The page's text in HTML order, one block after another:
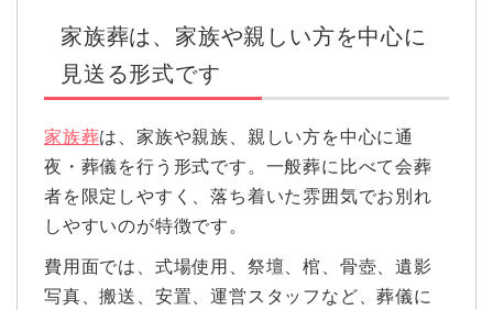
家族葬は、家族や親しい方を中心に
見送る形式です
家族葬は、家族や親族、親しい方を中心に通
夜・葬儀を行う形式です。一般葬に比べて会葬
者を限定しやすく、落ち着いた雰囲気でお別れ
しやすいのが特徴です。
費用面では、式場使用、祭壇、棺、骨壺、遺影
写真、搬送、安置、運営スタッフなど、葬儀に